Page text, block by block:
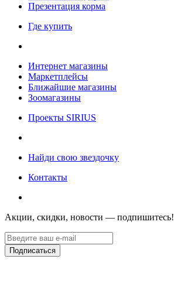
Презентация корма
Где купить
Интернет магазины
Маркетплейсы
Ближайшие магазины
Зоомагазины
Проекты SIRIUS
Найди свою звездочку
Контакты
Акции, скидки, новости — подпишитесь!